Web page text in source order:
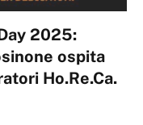
2025:
ospita
Ho.Re.Ca.